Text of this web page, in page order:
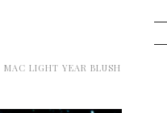
MAC LIGHT YEAR BLUSH